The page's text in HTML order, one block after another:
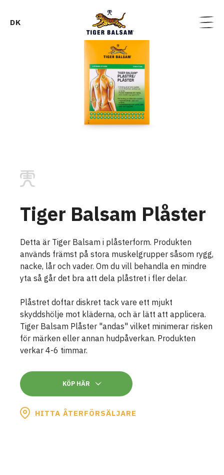
DK
Tiger Balsam Plåster
Detta är Tiger Balsam i plåsterform. Produkten
används främst på stora muskelgrupper såsom rygg,
nacke, lår och vader. Om du vill behandla en mindre
yta så går det bra att dela plåstret i fler delar.
Plåstret doftar diskret tack vare ett mjukt
skyddshölje mot kläderna, och är lätt att applicera.
Tiger Balsam Plåster "andas" vilket minimerar risken
för märken eller annan hudpåverkan. Produkten
verkar 4-6 timmar.
KÖP HÄR
HITTA ÅTERFÖRSÄLJARE